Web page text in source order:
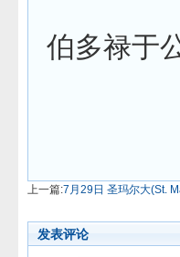
伯多禄于
上一篇:7月29日 圣玛尔大(St.
发表评论